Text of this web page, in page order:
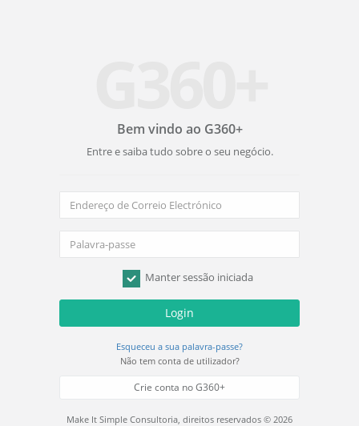
Bem vindo ao G360+
Entre e saiba tudo sobre o seu negócio.
Manter sessão iniciada
Login
Esqueceu a sua palavra-passe?
Não tem conta de utilizador?
Crie conta no G360+
Make It Simple Consultoria, direitos reservados © 2026